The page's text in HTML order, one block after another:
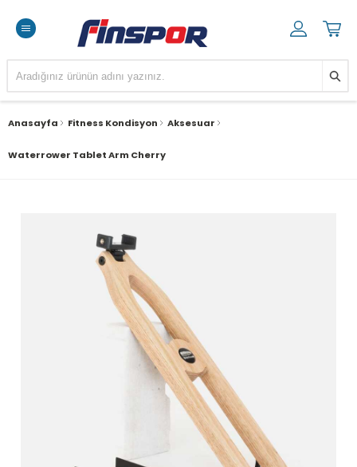
Anasayfa Fitness Kondisyon Aksesuar
Waterrower Tablet Arm Cherry